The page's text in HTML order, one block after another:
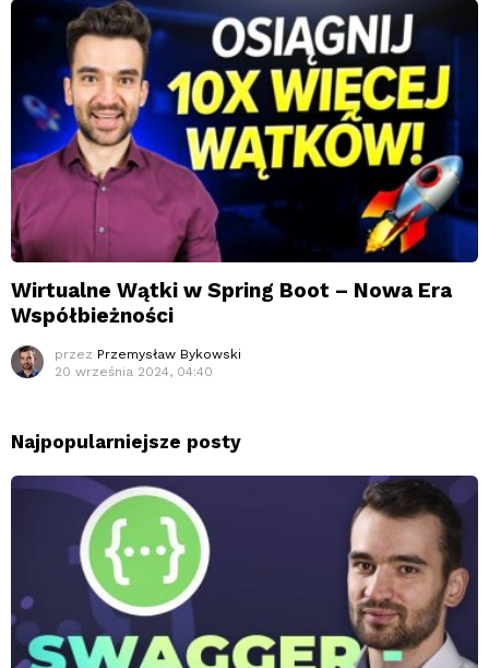
Wirtualne Wątki w Spring Boot – Nowa Era
Współbieżności
przez Przemysław Bykowski
20 września 2024, 04:40
Najpopularniejsze posty